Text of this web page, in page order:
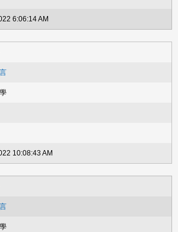
6:06:14 AM
10:08:43 AM